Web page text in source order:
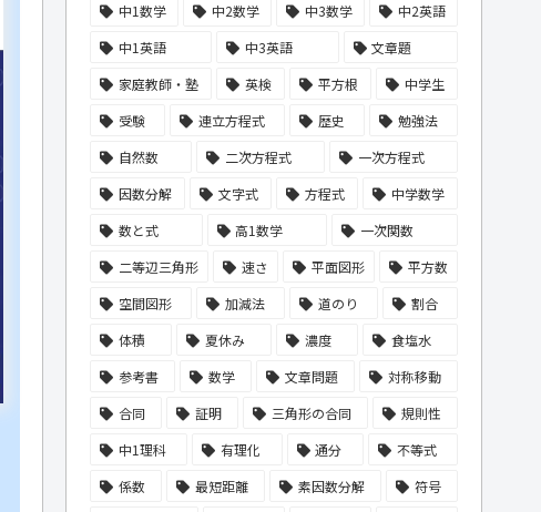
中1数学 中2数学 中3数学
中2英語
中1英語
中3英語
文章題
家庭教師・塾
英検 平方根
中学生
受験
連立方程式 歴史
勉強法
自然数
二次方程式
一次方程式
因数分解
文字式 方程式
中学数学
数と式
高1数学
一次関数
二等辺三角形
速さ 平面図形
平方数
空間図形
加減法 道のり
割合
体積
夏休み 濃度
食塩水
参考書
数学 文章問題
対称移動
合同
証明 三角形の合同
規則性
中1理科
有理化 通分
不等式
係数
最短距離 素因数分解
符号